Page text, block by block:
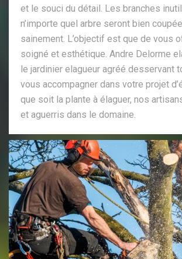
et le souci du détail. Les branches
n’importe quel arbre seront bien
sainement. L’objectif est que de vous
soigné et esthétique. Andre Delorme
le jardinier elagueur agréé desservant
vous accompagner dans votre projet
que soit la plante à élaguer, nos
et aguerris dans le domaine.